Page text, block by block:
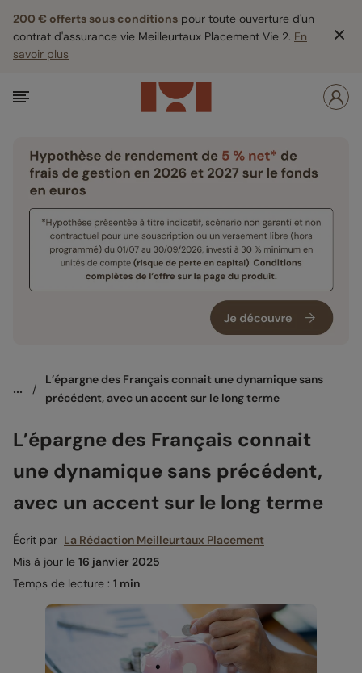
200 € offerts sous conditions pour toute ouverture d'un
contrat d'assurance vie Meilleurtaux Placement Vie 2. En
savoir plus
... /
L’épargne des Français connait une dynamique sans
précédent, avec un accent sur le long terme
L’épargne des Français connait
une dynamique sans précédent,
avec un accent sur le long terme
Écrit par La Rédaction Meilleurtaux Placement
Mis à jour le 16 janvier 2025
Temps de lecture : 1 min